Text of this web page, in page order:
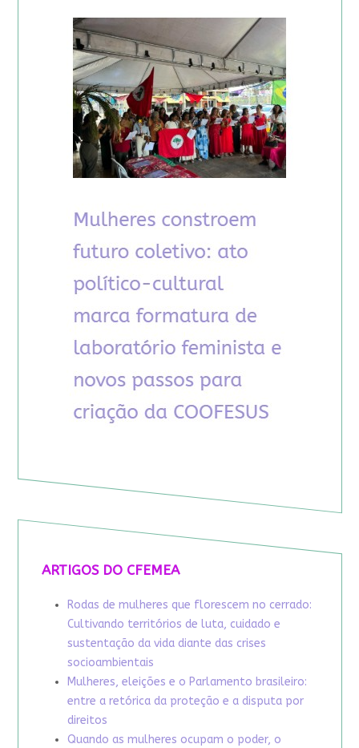
ARTIGOS DO CFEMEA
Rodas de mulheres que florescem no cerrado:
Cultivando territórios de luta, cuidado e
sustentação da vida diante das crises
socioambientais
Mulheres, eleições e o Parlamento brasileiro:
entre a retórica da proteção e a disputa por
direitos
Quando as mulheres ocupam o poder, o